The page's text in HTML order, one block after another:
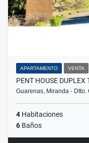
APARTAMENTO VENTA
PENT HOUSE DUPLEX
Guarenas, Miranda -
4 Habitaciones
6 Baños